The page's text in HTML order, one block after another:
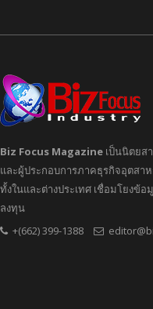
Biz Focus Magazine เป็นนิตยส
และผู้ประกอบการภาคธุรกิจอุตสา
ทั้งในและต่างประเทศ เชื่อมโยงข้
ลงทุน
+(662) 399-1388